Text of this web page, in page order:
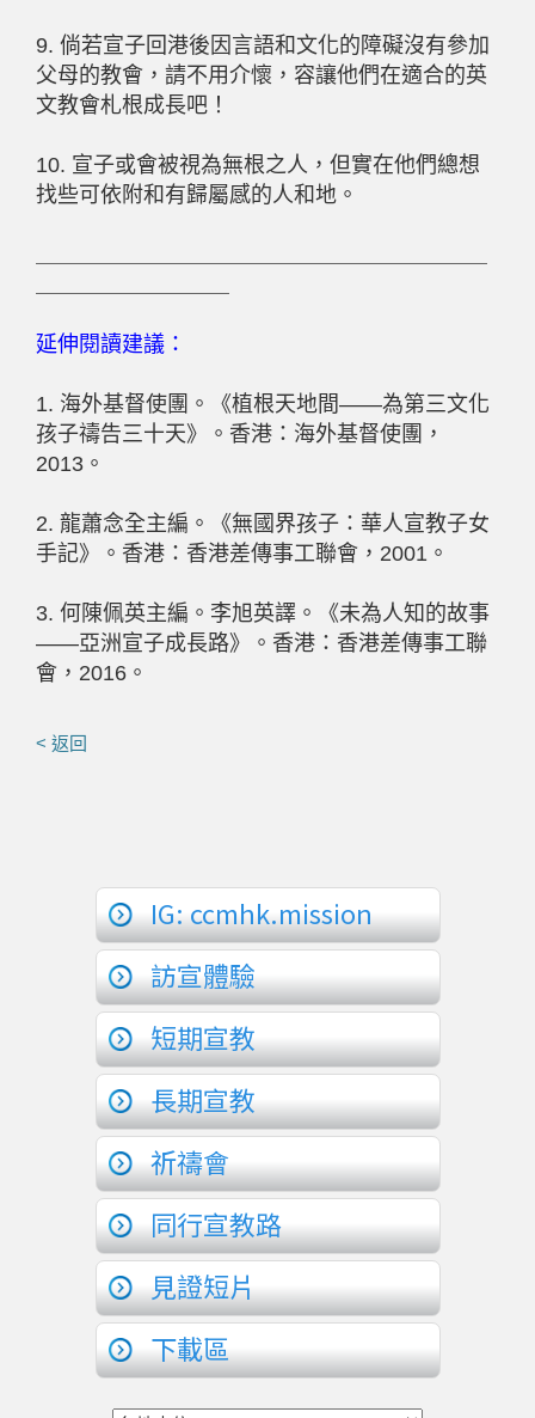
9. 倘若宣子回港後因言語和文化的障礙沒有參加
父母的教會，請不用介懷，容讓他們在適合的英
文教會札根成長吧！
10. 宣子或會被視為無根之人，但實在他們總想
找些可依附和有歸屬感的人和地。
延伸閱讀建議：
1. 海外基督使團。《植根天地間——為第三文化
孩子禱告三十天》。香港：海外基督使團，
2013。
2. 龍蕭念全主編。《無國界孩子：華人宣教子女
手記》。香港：香港差傳事工聯會，2001。
3. 何陳佩英主編。李旭英譯。《未為人知的故事
——亞洲宣子成長路》。香港：香港差傳事工聯
會，2016。
< 返回
IG: ccmhk.mission
訪宣體驗
短期宣教
長期宣教
祈禱會
同行宣教路
見證短片
下載區